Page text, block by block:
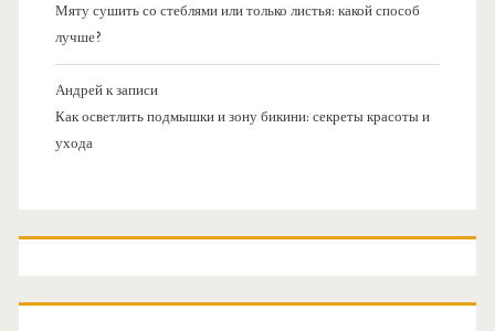
Мяту сушить со стеблями или только листья: какой способ
лучше?
Андрейк записи
Как осветлить подмышки и зону бикини: секреты красоты и
ухода